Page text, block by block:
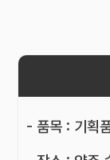
- 품목 : 기획